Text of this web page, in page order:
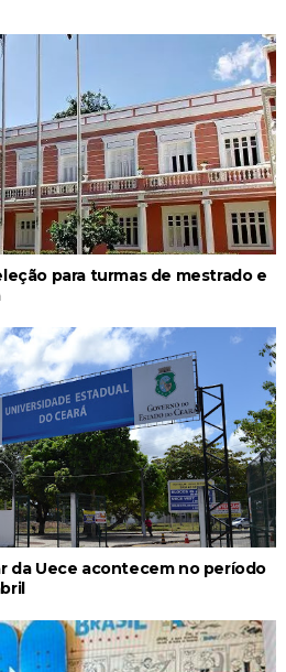
para turmas de mestrado e
da Uece acontecem no período